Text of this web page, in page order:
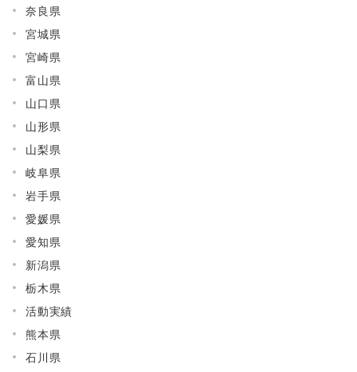
奈良県
宮城県
宮崎県
富山県
山口県
山形県
山梨県
岐阜県
岩手県
愛媛県
愛知県
新潟県
栃木県
活動実績
熊本県
石川県